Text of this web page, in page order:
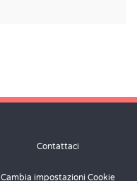
Contattaci
Cambia impostazioni Cookie